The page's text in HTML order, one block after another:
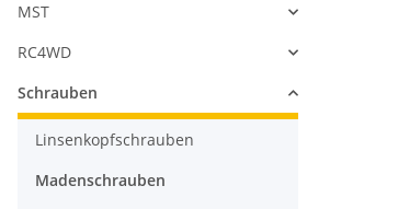
MST
RC4WD
Schrauben
Linsenkopfschrauben
Madenschrauben